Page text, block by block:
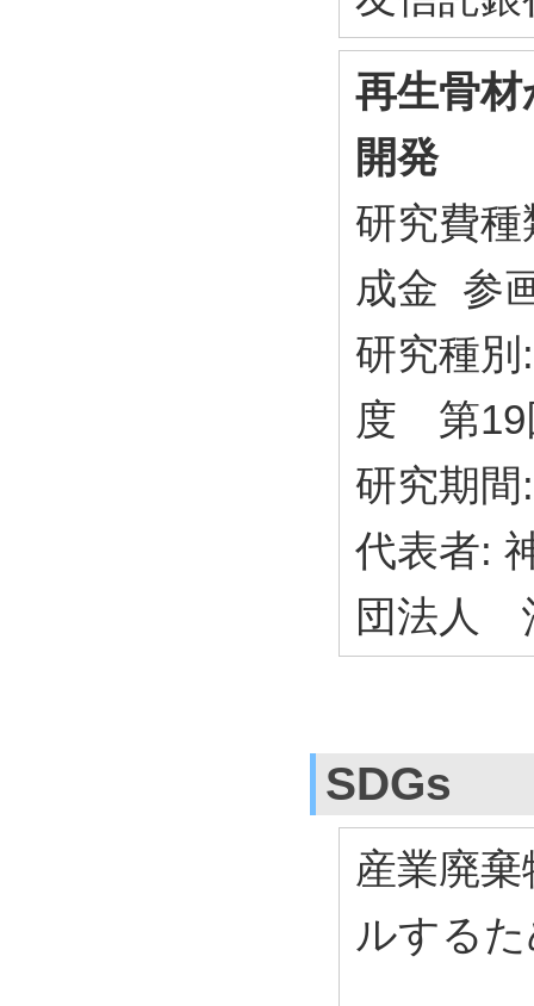
再生骨
開発
研究費
成金 参
研究種
度 第19
研究期
代表者:
団法人
SDGs
産業廃
ルする